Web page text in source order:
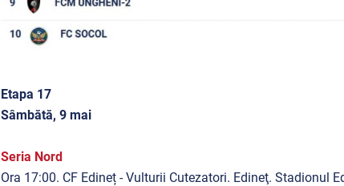
Etapa 17
Sâmbătă, 9 mai
Seria Nord
Ora 17:00. CF Edineț - Vulturii Cutezatori. Edineţ. Stadionul